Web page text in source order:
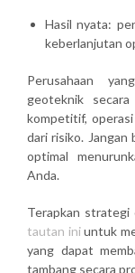
Hasil nyata:
keberlanjutan
Perusahaan
geoteknik
kompetitif,
dari risiko. Jangan
optimal
Anda.
Terapkan strategi
tautan iniuntuk
yang dapat
tambang secara